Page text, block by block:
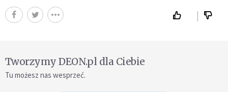
Tworzymy DEON.pl dla Ciebie
Tu możesz nas wesprzeć.